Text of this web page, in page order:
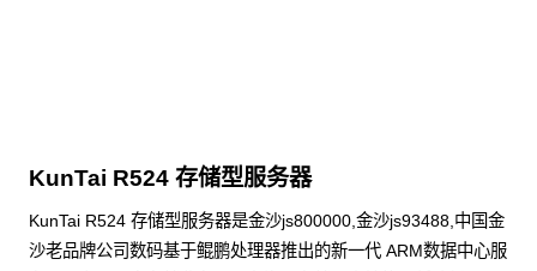
KunTai R524 存储型服务器
KunTai R524 存储型服务器是金沙js800000,金沙js93488,中国金
沙老品牌公司数码基于鲲鹏处理器推出的新一代 ARM数据中心服